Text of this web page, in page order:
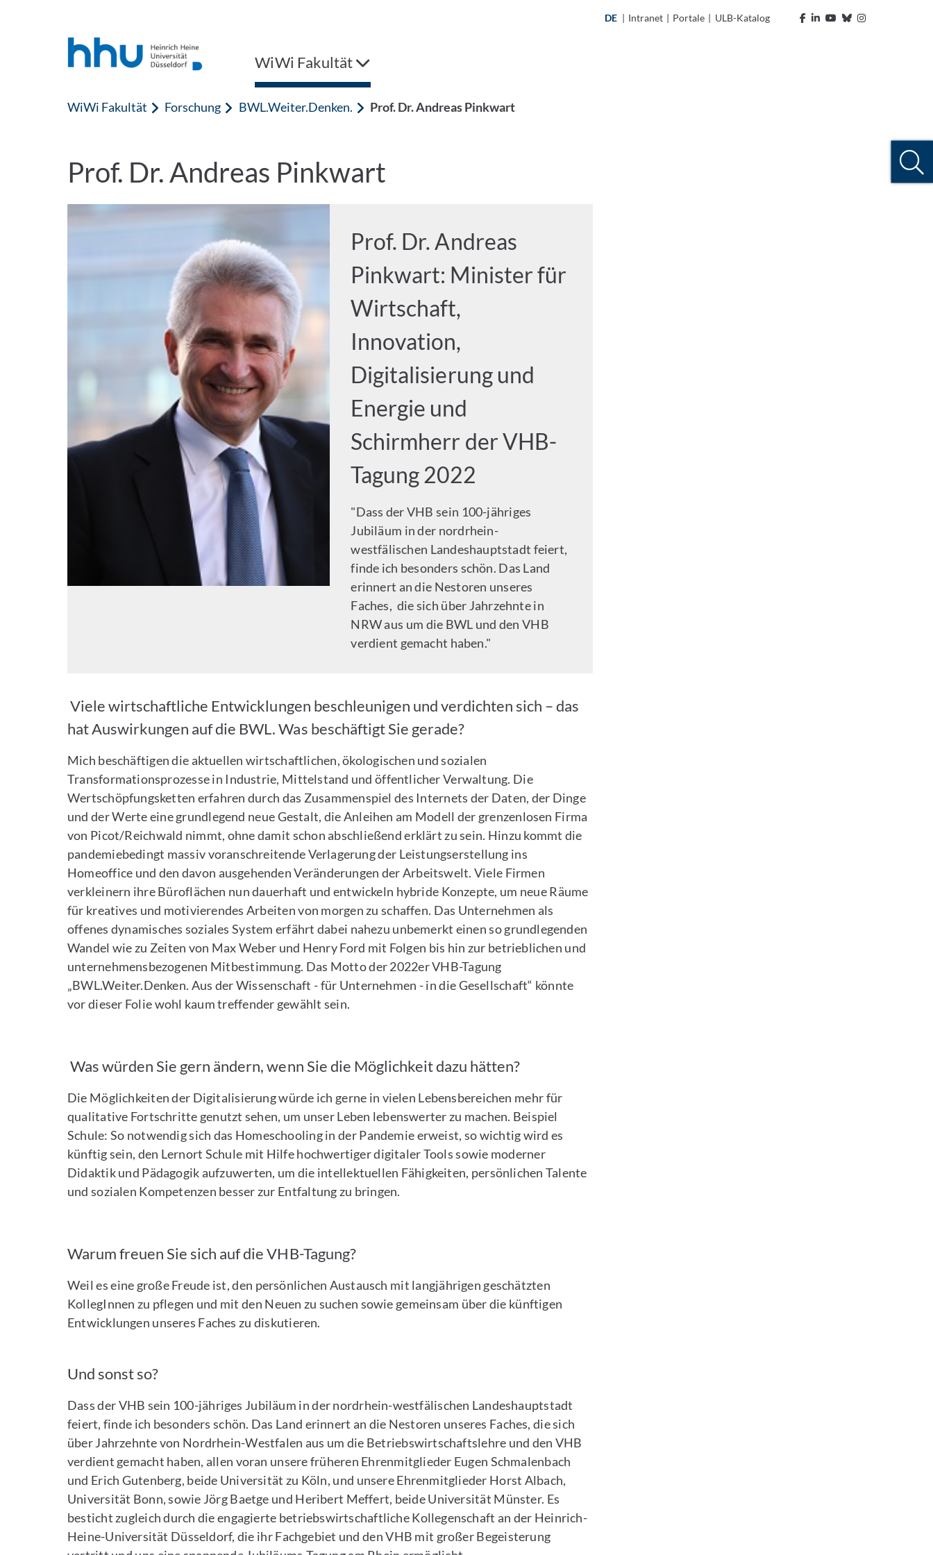
DE | Intranet | Portale | ULB-Katalog
WiWi Fakultät
WiWi Fakultät Forschung BWL.Weiter.Denken. Prof. Dr. Andreas Pinkwart
Prof. Dr. Andreas Pinkwart
Prof. Dr. Andreas
Pinkwart: Minister für
Wirtschaft,
Innovation,
Digitalisierung und
Energie und
Schirmherr der VHB-
Tagung 2022
"Dass der VHB sein 100-jähriges
Jubiläum in der nordrhein-
westfälischen Landeshauptstadt feiert,
finde ich besonders schön. Das Land
erinnert an die Nestoren unseres
Faches, die sich über Jahrzehnte in
NRW aus um die BWL und den VHB
verdient gemacht haben."
Viele wirtschaftliche Entwicklungen beschleunigen und verdichten sich – das
hat Auswirkungen auf die BWL. Was beschäftigt Sie gerade?
Mich beschäftigen die aktuellen wirtschaftlichen, ökologischen und sozialen
Transformationsprozesse in Industrie, Mittelstand und öffentlicher Verwaltung. Die
Wertschöpfungsketten erfahren durch das Zusammenspiel des Internets der Daten, der Dinge
und der Werte eine grundlegend neue Gestalt, die Anleihen am Modell der grenzenlosen Firma
von Picot/Reichwald nimmt, ohne damit schon abschließend erklärt zu sein. Hinzu kommt die
pandemiebedingt massiv voranschreitende Verlagerung der Leistungserstellung ins
Homeoffice und den davon ausgehenden Veränderungen der Arbeitswelt. Viele Firmen
verkleinern ihre Büroflächen nun dauerhaft und entwickeln hybride Konzepte, um neue Räume
für kreatives und motivierendes Arbeiten von morgen zu schaffen. Das Unternehmen als
offenes dynamisches soziales System erfährt dabei nahezu unbemerkt einen so grundlegenden
Wandel wie zu Zeiten von Max Weber und Henry Ford mit Folgen bis hin zur betrieblichen und
unternehmensbezogenen Mitbestimmung. Das Motto der 2022er VHB-Tagung
„BWL.Weiter.Denken. Aus der Wissenschaft - für Unternehmen - in die Gesellschaft“ könnte
vor dieser Folie wohl kaum treffender gewählt sein.
Was würden Sie gern ändern, wenn Sie die Möglichkeit dazu hätten?
Die Möglichkeiten der Digitalisierung würde ich gerne in vielen Lebensbereichen mehr für
qualitative Fortschritte genutzt sehen, um unser Leben lebenswerter zu machen. Beispiel
Schule: So notwendig sich das Homeschooling in der Pandemie erweist, so wichtig wird es
künftig sein, den Lernort Schule mit Hilfe hochwertiger digitaler Tools sowie moderner
Didaktik und Pädagogik aufzuwerten, um die intellektuellen Fähigkeiten, persönlichen Talente
und sozialen Kompetenzen besser zur Entfaltung zu bringen.
Warum freuen Sie sich auf die VHB-Tagung?
Weil es eine große Freude ist, den persönlichen Austausch mit langjährigen geschätzten
KollegInnen zu pflegen und mit den Neuen zu suchen sowie gemeinsam über die künftigen
Entwicklungen unseres Faches zu diskutieren.
Und sonst so?
Dass der VHB sein 100-jähriges Jubiläum in der nordrhein-westfälischen Landeshauptstadt
feiert, finde ich besonders schön. Das Land erinnert an die Nestoren unseres Faches, die sich
über Jahrzehnte von Nordrhein-Westfalen aus um die Betriebswirtschaftslehre und den VHB
verdient gemacht haben, allen voran unsere früheren Ehrenmitglieder Eugen Schmalenbach
und Erich Gutenberg, beide Universität zu Köln, und unsere Ehrenmitglieder Horst Albach,
Universität Bonn, sowie Jörg Baetge und Heribert Meffert, beide Universität Münster. Es
besticht zugleich durch die engagierte betriebswirtschaftliche Kollegenschaft an der Heinrich-
Heine-Universität Düsseldorf, die ihr Fachgebiet und den VHB mit großer Begeisterung